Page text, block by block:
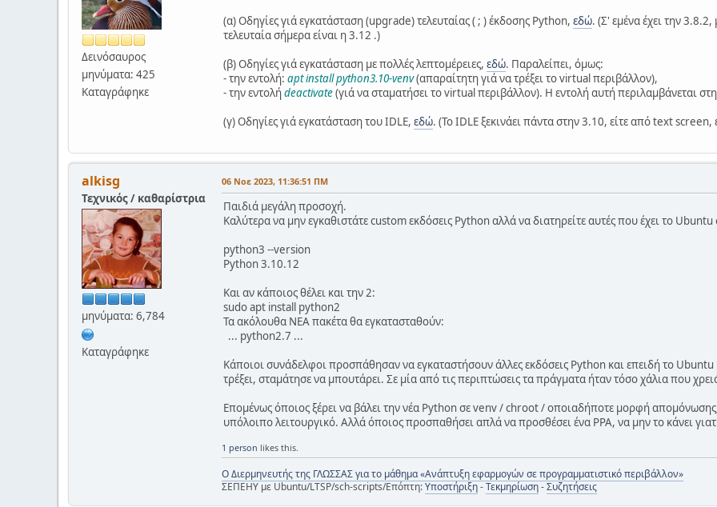
Δεινόσαυρος
μηνύματα: 425
Καταγράφηκε
(α) Οδηγίες γιά εγκατάσταση (upgrade) τελευταίας ( ; ) έκδοσης Python, εδώ. (Σ' εμένα έχει την 3.8.2,
τελευταία σήμερα είναι η 3.12 .)
(β) Οδηγίες γιά εγκατάσταση με πολλές λεπτομέρειες, εδώ. Παραλείπει, όμως:
- την εντολή: apt install python3.10-venv(απαραίτητη γιά να τρέξει το virtual περιβάλλον),
- την εντολήdeactivate(γιά να σταματήσει το virtual περιβάλλον). Η εντολή αυτή περιλαμβάνεται
(γ) Οδηγίες γιά εγκατάσταση του IDLE, εδώ. (Το IDLE ξεκινάει πάντα στην 3.10, είτε από text
alkisg
Τεχνικός / καθαρίστρια
μηνύματα: 6,784
Καταγράφηκε
06 Νοε 2023, 11:36:51 ΠΜ
Παιδιά μεγάλη προσοχή.
Καλύτερα να μην εγκαθιστάτε custom εκδόσεις Python αλλά να διατηρείτε αυτές που έχει το
python3 --version
Python 3.10.12
Και αν κάποιος θέλει και την 2:
sudo apt install python2
Τα ακόλουθα ΝΕΑ πακέτα θα εγκατασταθούν:
... python2.7 ...
Κάποιοι συνάδελφοι προσπάθησαν να εγκαταστήσουν άλλες εκδόσεις Python και επειδή το Ubuntu
τρέξει, σταμάτησε να μπουτάρει. Σε μία από τις περιπτώσεις τα πράγματα ήταν τόσο χάλια που
Επομένως όποιος ξέρει να βάλει την νέα Python σε venv / chroot / οποιαδήποτε μορφή απομόνωσης,
υπόλοιπο λειτουργικό. Αλλά όποιος προσπαθήσει απλά να προσθέσει ένα PPA, να μην το κάνει
1 person likes this.
Ο Διερμηνευτής της ΓΛΩΣΣΑΣ για το μάθημα «Ανάπτυξη εφαρμογών σε προγραμματιστικό περιβάλλον»
ΣΕΠΕΗΥ με Ubuntu/LTSP/sch-scripts/Επόπτη:Υποστήριξη-Τεκμηρίωση-Συζητήσεις